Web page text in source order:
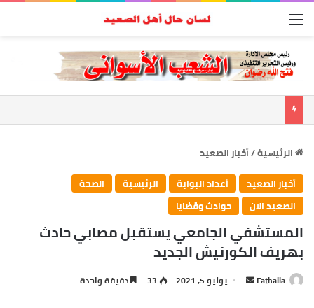
القائمة
الرئيسية/أخبار الصعيد
أخبار الصعيد
أعداد البوابة الرئيسية
الصحة
الصعيد الان
حوادث وقضايا
المستشفي الجامعي يستقبل مصابي حادث
بهريف الكورنيش الجديد
Fathalla
أرسل يوليو 5, 2021 33 دقيقة واحدة